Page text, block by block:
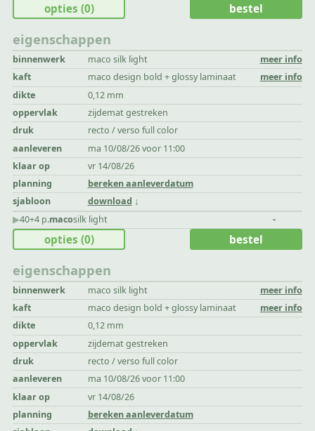
eigenschappen
binnenwerk maco silk light
meer info
kaft
maco design bold + glossy laminaat
meer info
dikte
0,12 mm
oppervlak
zijdemat gestreken
druk
recto / verso full color
aanleveren
ma 10/08/26 voor 11:00
klaar op
vr 14/08/26
planning
bereken aanleverdatum
sjabloon
download
opties (0) bestel
▶︎40+4 p.macosilk light -
eigenschappen
binnenwerk maco silk light
meer info
kaft
maco design bold + glossy laminaat
meer info
dikte
0,12 mm
oppervlak
zijdemat gestreken
druk
recto / verso full color
aanleveren
ma 10/08/26 voor 11:00
klaar op
vr 14/08/26
planning
bereken aanleverdatum
opties (0) bestel